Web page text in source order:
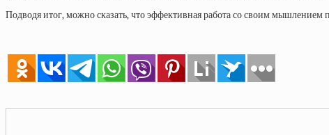
Подводя итог, можно сказать, что эффективная работа со своим мышлением